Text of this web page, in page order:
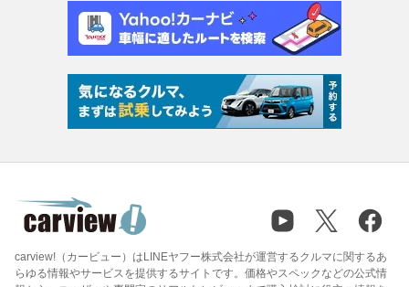
carview!（カービュー）はLINEヤフー株式会社が運営するクルマに関するあ
らゆる情報やサービスを提供するサイトです。価格やスペックなどの公式情